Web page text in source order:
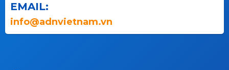
EMAIL:
info@adnvietnam.vn